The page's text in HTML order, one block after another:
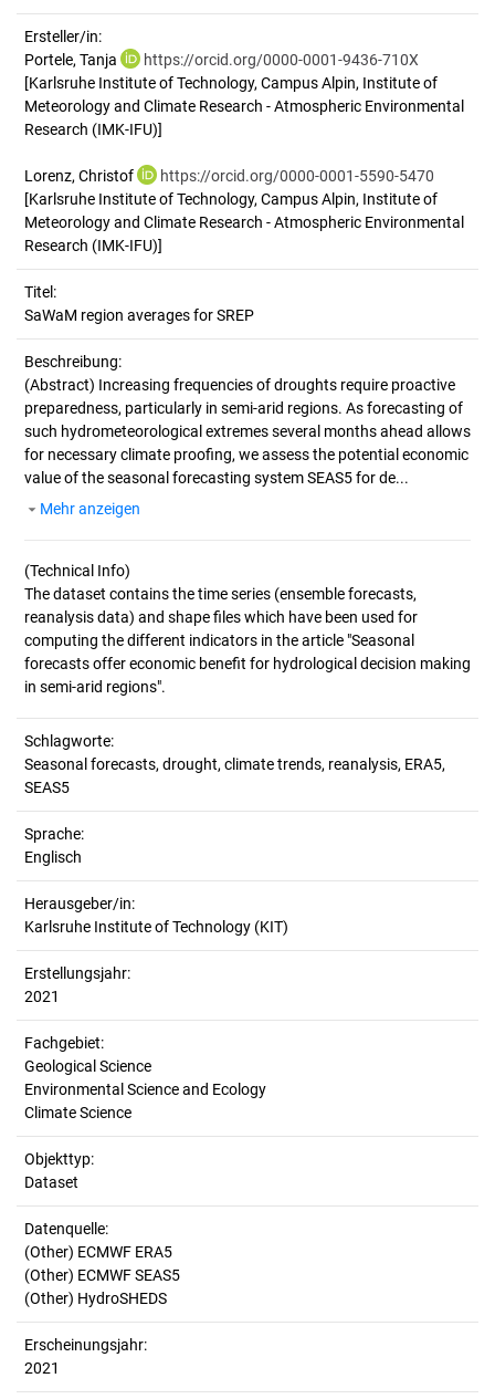
Ersteller/in:
Portele, Tanja
https://orcid.org/0000-0001-9436-710X
[Karlsruhe Institute of Technology, Campus Alpin, Institute of
Meteorology and Climate Research - Atmospheric Environmental
Research (IMK-IFU)]
Lorenz, Christof
https://orcid.org/0000-0001-5590-5470
[Karlsruhe Institute of Technology, Campus Alpin, Institute of
Meteorology and Climate Research - Atmospheric Environmental
Research (IMK-IFU)]
Titel:
SaWaM region averages for SREP
Beschreibung:
(Abstract) Increasing frequencies of droughts require proactive
preparedness, particularly in semi-arid regions. As forecasting of
such hydrometeorological extremes several months ahead allows
for necessary climate proofing, we assess the potential economic
value of the seasonal forecasting system SEAS5 for de...
Mehr anzeigen
(Technical Info)
The dataset contains the time series (ensemble forecasts,
reanalysis data) and shape files which have been used for
computing the different indicators in the article "Seasonal
forecasts offer economic benefit for hydrological decision making
Schlagworte:
Seasonal forecasts, drought, climate trends, reanalysis, ERA5,
SEAS5
Sprache:
Englisch
Herausgeber/in:
Karlsruhe Institute of Technology (KIT)
Erstellungsjahr:
2021
Fachgebiet:
Geological Science
Environmental Science and Ecology
Climate Science
Objekttyp:
Dataset
Datenquelle:
(Other) ECMWF ERA5
(Other) ECMWF SEAS5
(Other) HydroSHEDS
Erscheinungsjahr:
2021